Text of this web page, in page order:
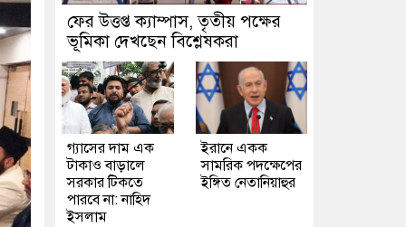
ফের উত্তপ্ত ক্যাম্পাস, তৃতীয় পক্ষের
ভূমিকা দেখছেন বিশ্লেষকরা
গ্যাসের দাম এক
টাকাও বাড়ালে
সরকার টিকতে
পারবে না: নাহিদ
ইসলাম
ইরানে একক
সামরিক পদক্ষেপের
ইঙ্গিত নেতানিয়াহুর